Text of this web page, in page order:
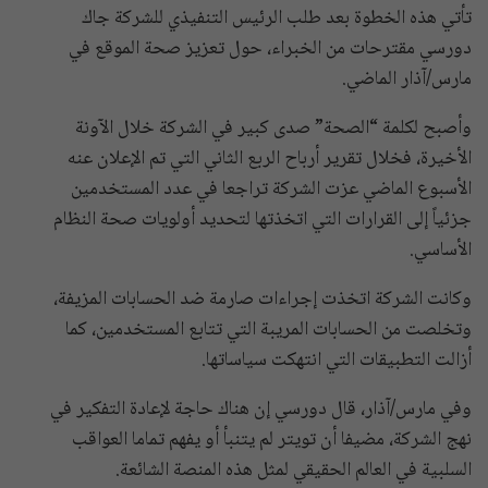
تأتي هذه الخطوة بعد طلب الرئيس التنفيذي للشركة جاك
دورسي مقترحات من الخبراء، حول تعزيز صحة الموقع في
مارس/آذار الماضي.
وأصبح لكلمة “الصحة” صدى كبير في الشركة خلال الآونة
الأخيرة، فخلال تقرير أرباح الربع الثاني التي تم الإعلان عنه
الأسبوع الماضي عزت الشركة تراجعا في عدد المستخدمين
جزئياً إلى القرارات التي اتخذتها لتحديد أولويات صحة النظام
الأساسي.
وكانت الشركة اتخذت إجراءات صارمة ضد الحسابات المزيفة،
وتخلصت من الحسابات المريبة التي تتابع المستخدمين، كما
أزالت التطبيقات التي انتهكت سياساتها.
وفي مارس/آذار، قال دورسي إن هناك حاجة لإعادة التفكير في
نهج الشركة، مضيفا أن تويتر لم يتنبأ أو يفهم تماما العواقب
السلبية في العالم الحقيقي لمثل هذه المنصة الشائعة.